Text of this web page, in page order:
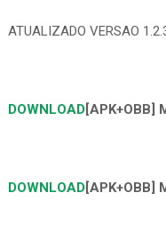
ATUALIZADO VERSAO
DOWNLOAD[APK+OBB]
DOWNLOAD[APK+OBB]